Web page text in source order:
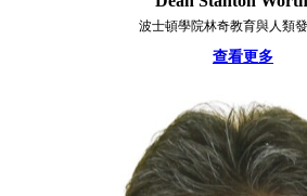
波士頓學院林奇教育與人類
查看更多